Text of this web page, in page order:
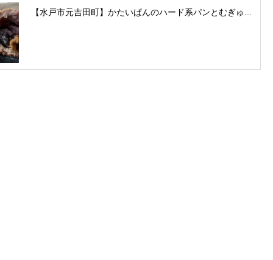
【水戸市元吉田町】かたいぱんのハード系パンとむぎゅ...